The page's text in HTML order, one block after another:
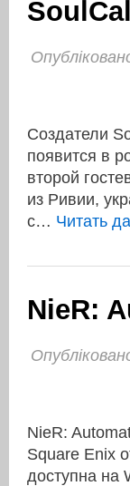
Создатели
появится в
второй
из Ривии,
с… Читать
NieR:
NieR:
Square Enix
доступна на